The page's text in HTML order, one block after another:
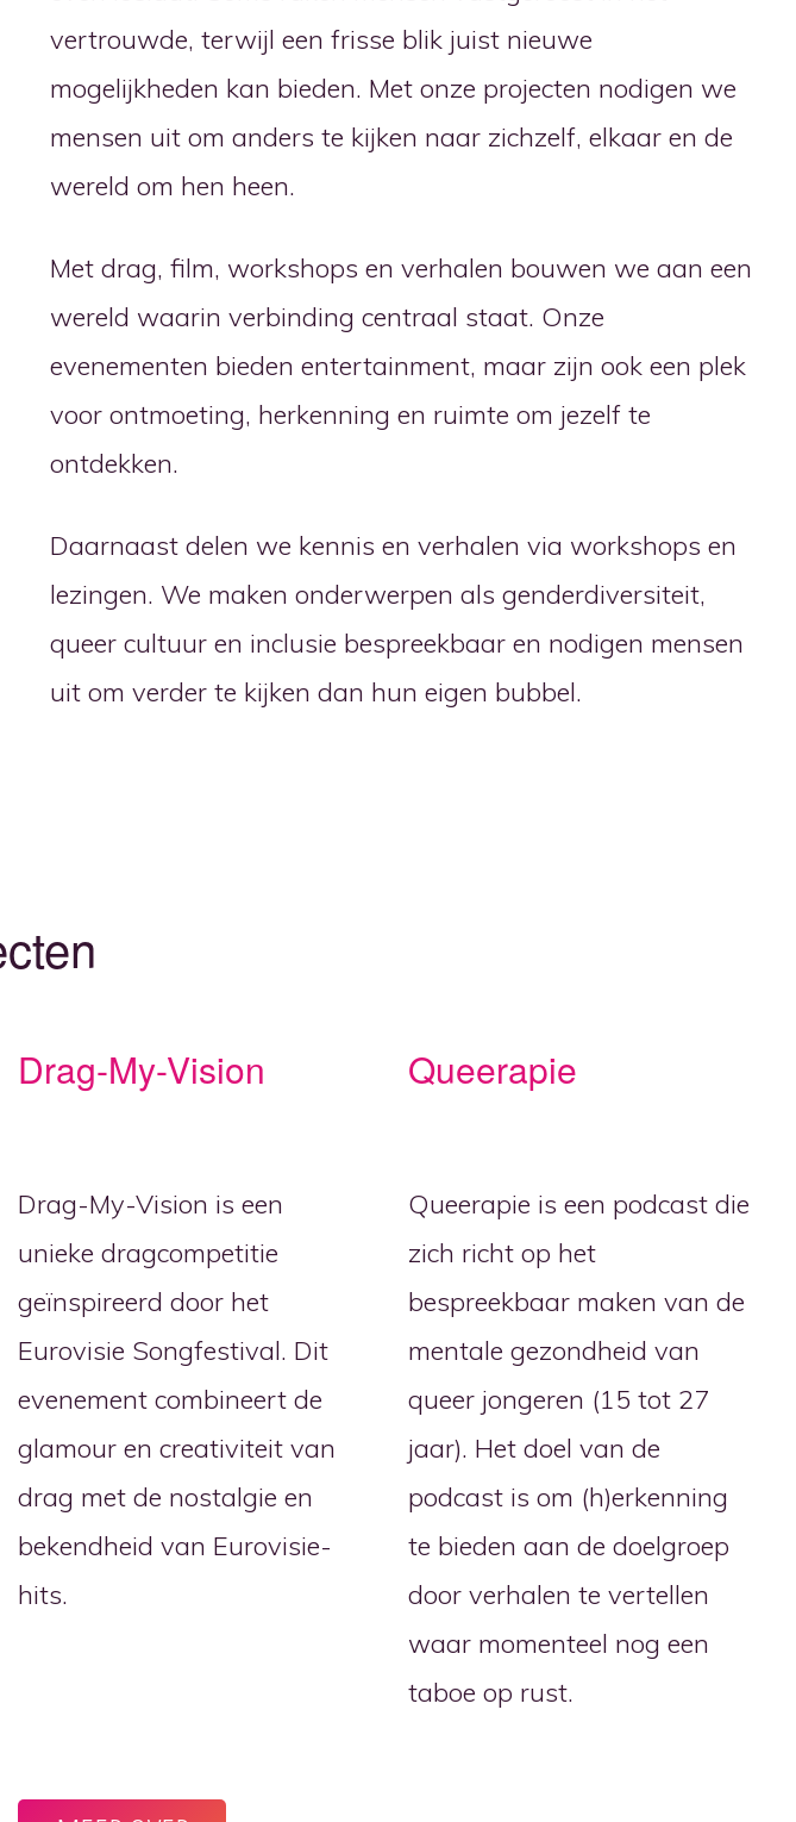
vertrouwde, terwijl een frisse blik juist nieuwe
mogelijkheden kan bieden. Met onze projecten nodigen we
mensen uit om anders te kijken naar zichzelf, elkaar en de
wereld om hen heen.
Met drag, film, workshops en verhalen bouwen we aan een
wereld waarin verbinding centraal staat. Onze
evenementen bieden entertainment, maar zijn ook een plek
voor ontmoeting, herkenning en ruimte om jezelf te
ontdekken.
Daarnaast delen we kennis en verhalen via workshops en
lezingen. We maken onderwerpen als genderdiversiteit,
queer cultuur en inclusie bespreekbaar en nodigen mensen
uit om verder te kijken dan hun eigen bubbel.
Drag-My-Vision
Drag-My-Vision is een
unieke dragcompetitie
geïnspireerd door het
Eurovisie Songfestival. Dit
evenement combineert de
glamour en creativiteit van
drag met de nostalgie en
bekendheid van Eurovisie-
hits.
Queerapie
Queerapie is een podcast die
zich richt op het
bespreekbaar maken van de
mentale gezondheid van
queer jongeren (15 tot 27
jaar). Het doel van de
podcast is om (h)erkenning
te bieden aan de doelgroep
door verhalen te vertellen
waar momenteel nog een
taboe op rust.